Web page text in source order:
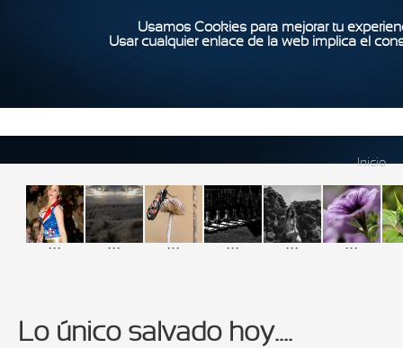
Usamos Cookies para mejorar tu
Usar cualquier enlace de la web implica el
Inicio
... ... ... ... ... ...
Lo único salvado hoy....